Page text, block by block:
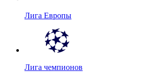
Лига Европы
Лига чемпионов